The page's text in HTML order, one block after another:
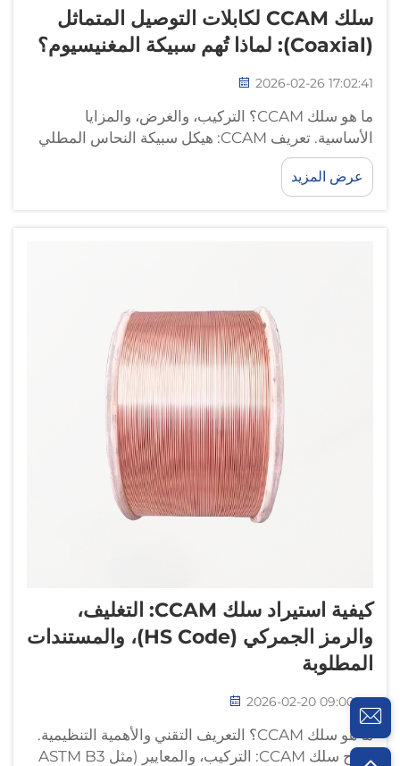
سلك CCAM لكابلات التوصيل المتماثل
(Coaxial): لماذا تُهم سبيكة المغنيسيوم؟
2026-02-26 17:02:41
ما هو سلك CCAM؟ التركيب، والغرض، والمزايا
الأساسية. تعريف CCAM: هيكل سبيكة النحاس المطلي
وسبيكة الألومنيوم-المغنيسيوم في تركيب خاص، حيث
تشكّل سبيكة الألومنيوم-المغنيسيوم القلب...
عرض المزيد
كيفية استيراد سلك CCAM: التغليف،
والرمز الجمركي (HS Code)، والمستندات
المطلوبة
2026-02-20 09:00:06
ما هو سلك CCAM؟ التعريف التقني والأهمية التنظيمية.
شرح سلك CCAM: التركيب، والمعايير (مثل ASTM B3